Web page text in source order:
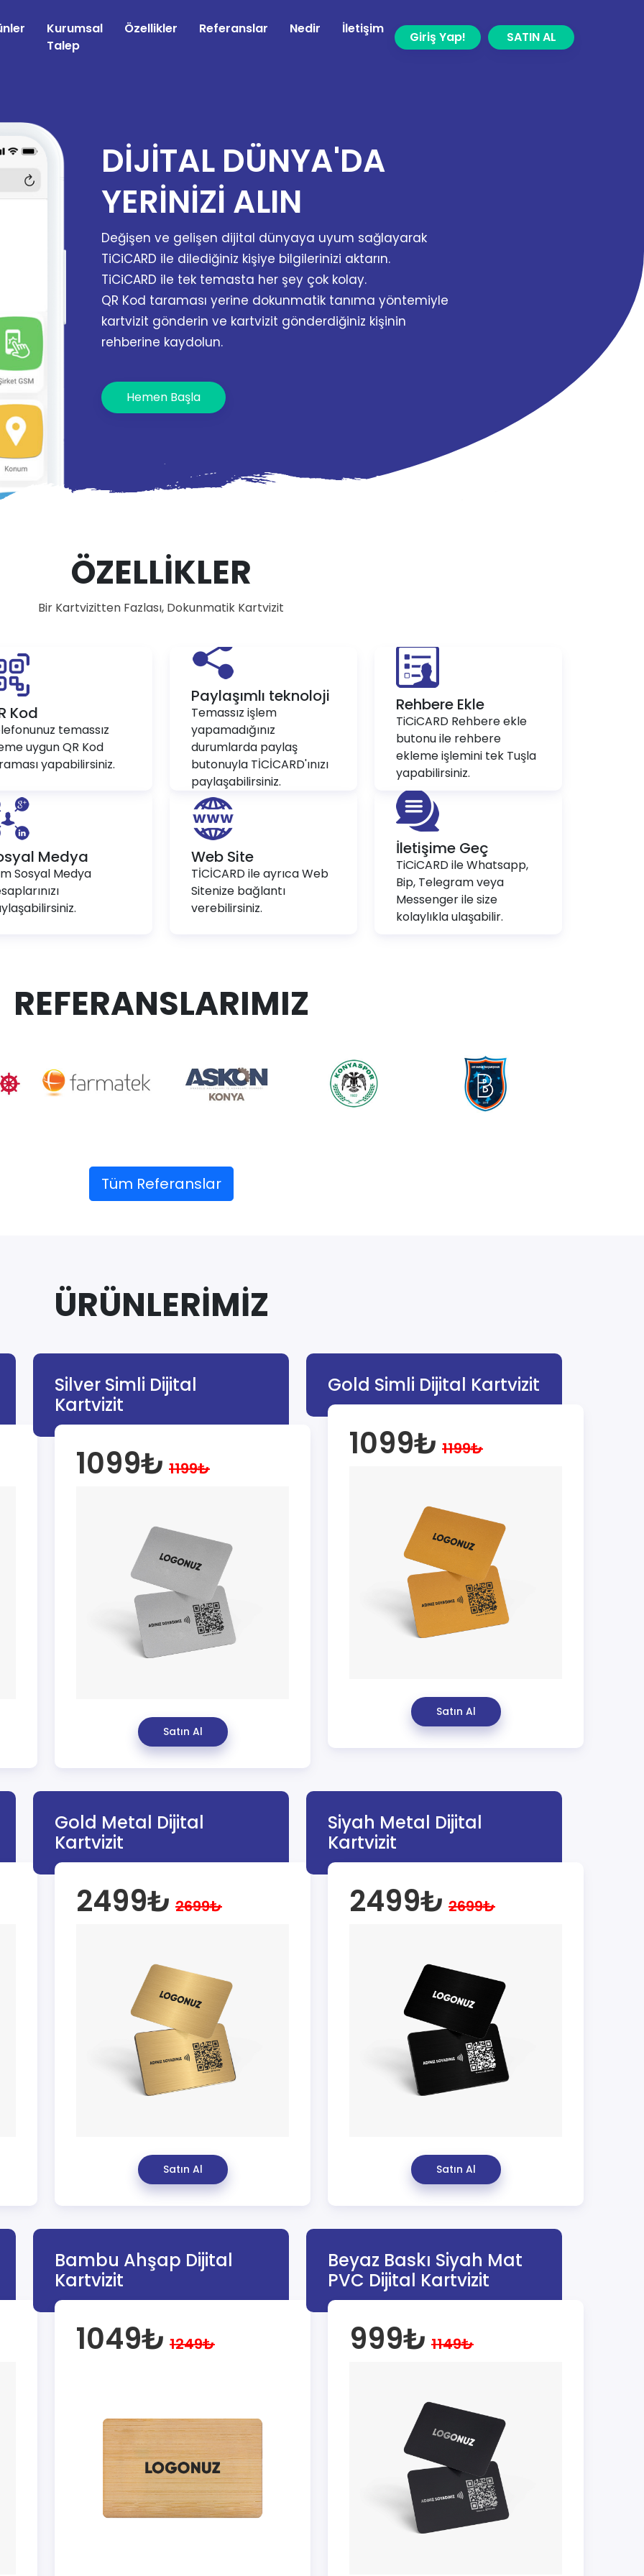
Kurumsal
Talep
Özellikler Referanslar Nedir İletişim
Giriş Yap! SATIN AL
DİJİTAL DÜNYA'DA
YERİNİZİ ALIN
Değişen ve gelişen dijital dünyaya uyum sağlayarak
TiCiCARD ile dilediğiniz kişiye bilgilerinizi aktarın.
TiCiCARD ile tek temasta her şey çok kolay.
QR Kod taraması yerine dokunmatik tanıma yöntemiyle
kartvizit gönderin ve kartvizit gönderdiğiniz kişinin
rehberine kaydolun.
Hemen Başla
ÖZELLİKLER
Bir Kartvizitten Fazlası, Dokunmatik Kartvizit
Kod
temassız
uygun QR Kod
yapabilirsiniz.
Paylaşımlı teknoloji
Temassız işlem
yapamadığınız
durumlarda paylaş
butonuyla TİCİCARD'ınızı
paylaşabilirsiniz.
Rehbere Ekle
TiCiCARD Rehbere ekle
butonu ile rehbere
ekleme işlemini tek Tuşla
yapabilirsiniz.
Medya
Sosyal Medya
Web Site
TİCİCARD ile ayrıca Web
Sitenize bağlantı
verebilirsiniz.
İletişime Geç
TiCiCARD ile Whatsapp,
Bip, Telegram veya
Messenger ile size
kolaylıkla ulaşabilir.
REFERANSLARIMIZ
Tüm Referanslar
ÜRÜNLERİMİZ
Silver Simli Dijital
Kartvizit
1099₺ 1199₺
Satın Al
Gold Simli Dijital Kartvizit
1099₺ 1199₺
Satın Al
Gold Metal Dijital
Kartvizit
2499₺ 2699₺
Satın Al
Siyah Metal Dijital
Kartvizit
2499₺ 2699₺
Satın Al
Bambu Ahşap Dijital
Kartvizit
1049₺ 1249₺
Beyaz Baskı Siyah Mat
PVC Dijital Kartvizit
999₺ 1149₺